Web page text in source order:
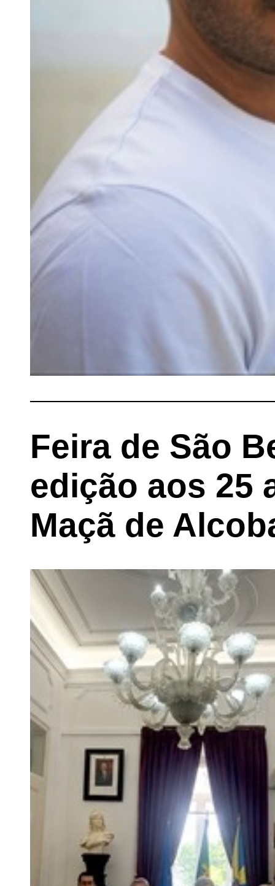
Feira de São
edição aos 25
Maçã de